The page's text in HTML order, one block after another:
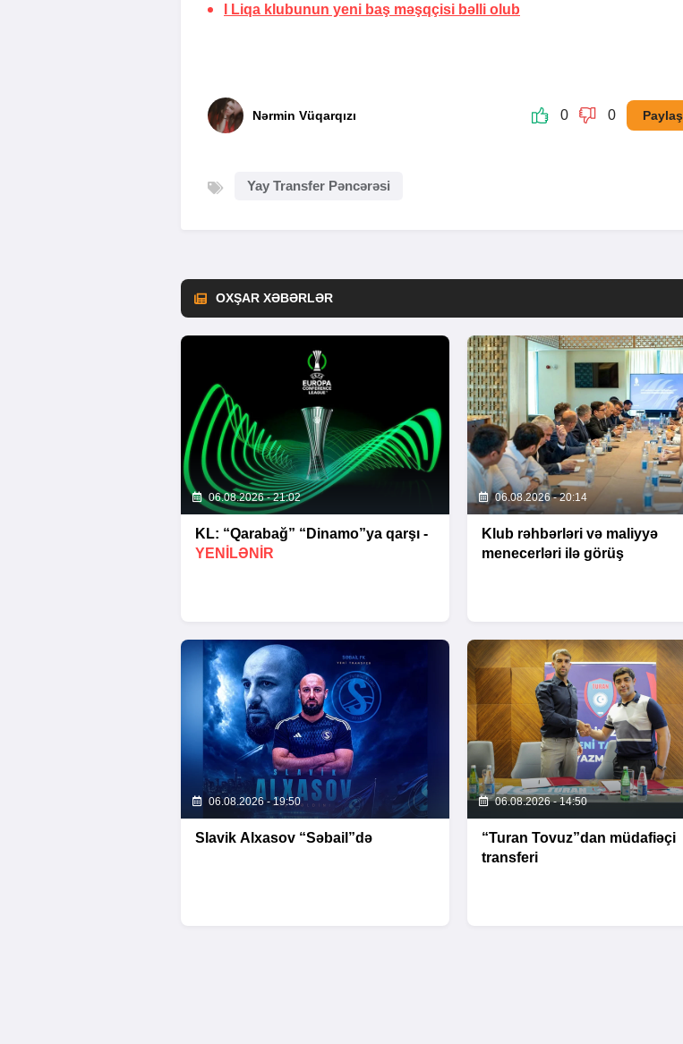
I Liqa klubunun yeni baş məşqçisi bəlli olub
Nərmin Vüqarqızı 0 0 Paylaş
Yay Transfer Pəncərəsi
OXŞAR XƏBƏRLƏR
06.08.2026 - 21:02
KL: “Qarabağ” “Dinamo”ya qarşı -
YENİLƏNİR
06.08.2026 - 20:14
Klub rəhbərləri və maliyyə
menecerləri ilə görüş
06.08.2026 - 19:50
Slavik Alxasov “Səbail”də
06.08.2026 - 14:50
“Turan Tovuz”dan müdafiəçi
transferi